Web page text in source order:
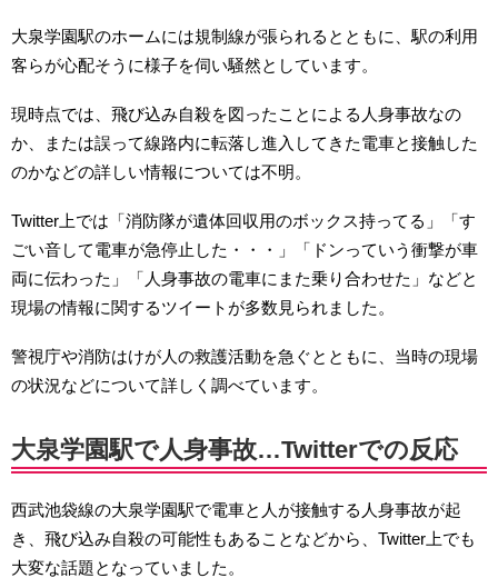
大泉学園駅のホームには規制線が張られるとともに、駅の利用
客らが心配そうに様子を伺い騒然としています。
現時点では、飛び込み自殺を図ったことによる人身事故なの
か、または誤って線路内に転落し進入してきた電車と接触した
のかなどの詳しい情報については不明。
Twitter上では「消防隊が遺体回収用のボックス持ってる」「す
ごい音して電車が急停止した・・・」「ドンっていう衝撃が車
両に伝わった」「人身事故の電車にまた乗り合わせた」などと
現場の情報に関するツイートが多数見られました。
警視庁や消防はけが人の救護活動を急ぐとともに、当時の現場
の状況などについて詳しく調べています。
大泉学園駅で人身事故…Twitterでの反応
西武池袋線の大泉学園駅で電車と人が接触する人身事故が起
き、飛び込み自殺の可能性もあることなどから、Twitter上でも
大変な話題となっていました。